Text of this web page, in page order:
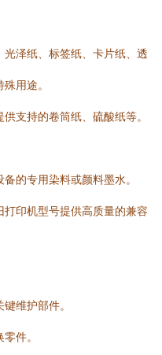
光泽纸、标签纸、卡片纸、透
用途。
支持的卷筒纸、硫酸纸等。
备的专用染料或颜料墨水。
打印机型号提供高质量的兼容
维护部件。
件。